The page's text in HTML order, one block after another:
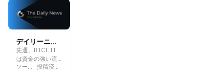
デイリーニュース | BTC ETFは資金の強い流入を見込んでおり、SUSHIは1か月で300%急増しました
先週、BTC ETF
は資金の強い流
入を見ました_
ソース Gate.blog
投稿済み